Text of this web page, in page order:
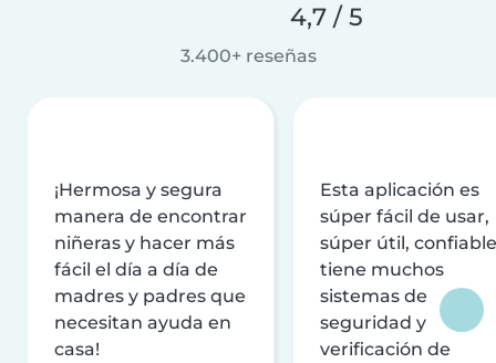
4,7 / 5
3.400+ reseñas
¡Hermosa y segura
manera de encontrar
niñeras y hacer más
fácil el día a día de
madres y padres que
necesitan ayuda en
casa!
Esta aplicación es
súper fácil de usar,
súper útil,
tiene muchos
sistemas de
seguridad y
verificación de